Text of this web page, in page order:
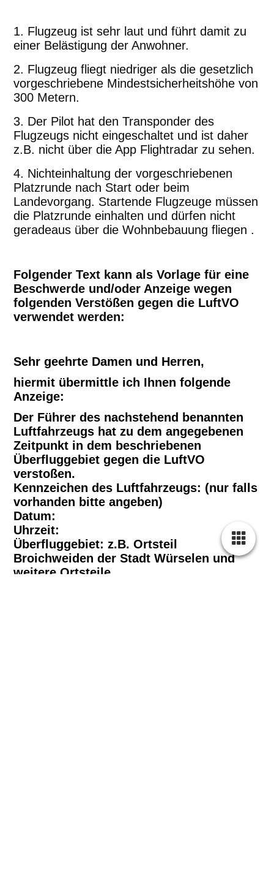
1. Flugzeug ist sehr laut und führt damit zu
einer Belästigung der Anwohner.
2. Flugzeug fliegt niedriger als die gesetzlich
vorgeschriebene Mindestsicherheitshöhe von
300 Metern.
3. Der Pilot hat den Transponder des
Flugzeugs nicht eingeschaltet und ist daher
z.B. nicht über die App Flightradar zu sehen.
4. Nichteinhaltung der vorgeschriebenen
Platzrunde nach Start oder beim
Landevorgang. Startende Flugzeuge müssen
die Platzrunde einhalten und dürfen nicht
geradeaus über die Wohnbebauung fliegen .
Folgender Text kann als Vorlage für eine
Beschwerde und/oder Anzeige wegen
folgenden Verstößen gegen die LuftVO
verwendet werden:
Sehr geehrte Damen und Herren,
hiermit übermittle ich Ihnen folgende
Anzeige:
Der Führer des nachstehend benannten
Luftfahrzeugs hat zu dem angegebenen
Zeitpunkt in dem beschriebenen
Überfluggebiet gegen die LuftVO
verstoßen.
Kennzeichen des Luftfahrzeugs: (nur falls
vorhanden bitte angeben)
Datum:
Uhrzeit:
Überfluggebiet: z.B. Ortsteil
Broichweiden der Stadt Würselen und
weitere Ortsteile